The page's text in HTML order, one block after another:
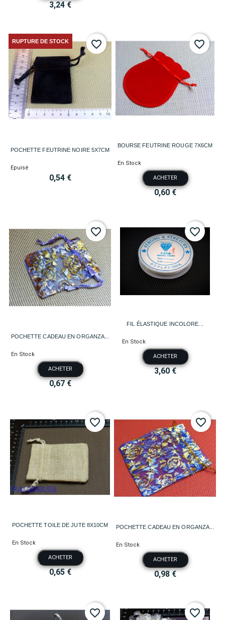
3,24 €
POCHETTE FEUTRINE NOIRE 5X7CM
Epuisé
0,54 €
RUPTURE DE STOCK favorite_border
BOURSE FEUTRINE ROUGE 7X6CM
En Stock
ACHETER
0,60 €
favorite_border
POCHETTE CADEAU EN ORGANZA...
En Stock
ACHETER
0,67 €
favorite_border
FIL ÉLASTIQUE INCOLORE...
En Stock
ACHETER
3,60 €
favorite_border
POCHETTE TOILE DE JUTE 8X10CM
En Stock
ACHETER
0,65 €
favorite_border
POCHETTE CADEAU EN ORGANZA...
En Stock
ACHETER
0,98 €
favorite_border
favorite_border favorite_border